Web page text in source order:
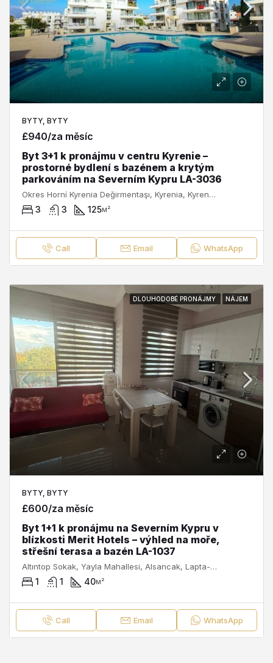
BYTY, BYTY
£940/za měsíc
Byt 3+1 k pronájmu v centru Kyrenie –
prostorné bydlení s bazénem a krytým
parkováním na Severním Kypru LA-3036
Okres Horní Kyrenia Değirmentaşı, Kyrenia, Kyrenia Municipality, Kyrenia District, Severní Kypr, 99300, Κύπρος - Kypr
3 3 125м²
Call Email WhatsApp
DLOUHODOBÉ PRONÁJMY NÁJEM
BYTY, BYTY
£600/za měsíc
Byt 1+1 k pronájmu na Severním Kypru v
blízkosti Merit Hotels – výhled na moře,
střešní terasa a bazén LA-1037
Altıntop Sokak, Yayla Mahallesi, Alsancak, Lapta-Alsancak-Çamlıbel Belediyesi, Girne ilçesi, Kuzey Kıbrıs, 99350, Κύπρος - Kıbrıs
1 1 40м²
Call Email WhatsApp